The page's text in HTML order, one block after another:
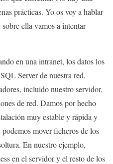
prácticas. Yo os voy a hablar
ella vamos a intentar
en una intranet, los datos los
Server de nuestra red,
incluido nuestro servidor,
de red. Damos por hecho
muy estable y rápida y
mover ficheros de los
En nuestro ejemplo,
en el servidor y el resto de los